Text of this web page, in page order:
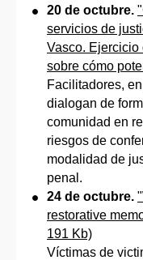
20 de octubre.
servicios de
Vasco.
sobre cómo
Facilitadores,
dialogan de
comunidad en
riesgos de
modalidad de
penal.
24 de octubre.
restorative
191 Kb)
Víctimas de